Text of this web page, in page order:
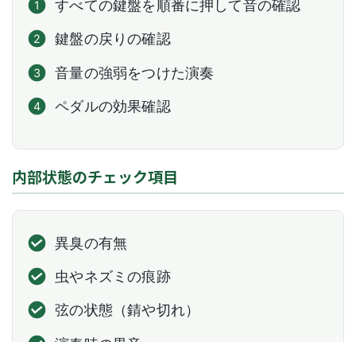
すべての鍵盤を順番に押して音の確認
鍵盤の戻りの確認
音量の強弱をつけた演奏
ペダルの効果確認
内部状態のチェック項目
異臭の有無
虫やネズミの痕跡
弦の状態（錆や切れ）